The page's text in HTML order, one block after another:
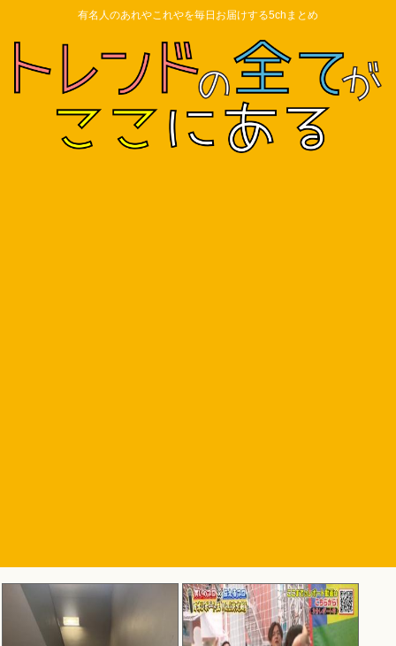
有名人のあれやこれやを毎日お届けする5chまとめ